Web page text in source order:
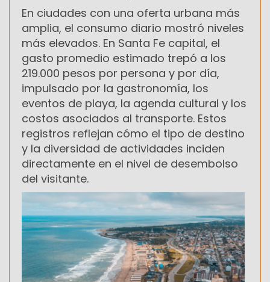
En ciudades con una oferta urbana más
amplia, el consumo diario mostró niveles
más elevados. En Santa Fe capital, el
gasto promedio estimado trepó a los
219.000 pesos por persona y por día,
impulsado por la gastronomía, los
eventos de playa, la agenda cultural y los
costos asociados al transporte. Estos
registros reflejan cómo el tipo de destino
y la diversidad de actividades inciden
directamente en el nivel de desembolso
del visitante.